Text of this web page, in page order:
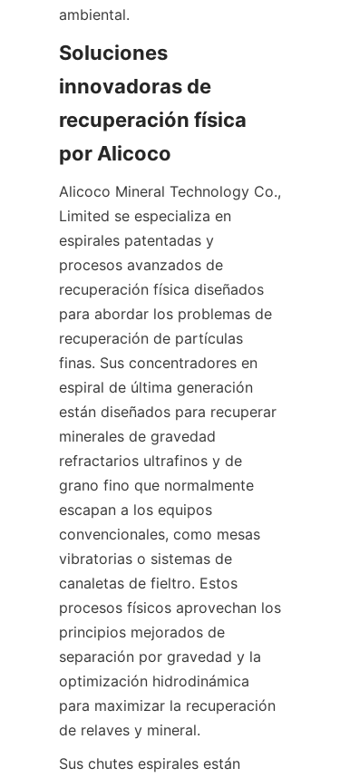
Soluciones
innovadoras de
recuperación física
Alicoco Mineral Technology Co.,
Limited se especializa en
espirales patentadas y
procesos avanzados de
recuperación física diseñados
para abordar los problemas de
recuperación de partículas
finas. Sus concentradores en
espiral de última generación
están diseñados para recuperar
minerales de gravedad
refractarios ultrafinos y de
grano fino que normalmente
escapan a los equipos
convencionales, como mesas
vibratorias o sistemas de
canaletas de fieltro. Estos
procesos físicos aprovechan los
principios mejorados de
separación por gravedad y la
optimización hidrodinámica
para maximizar la recuperación
de relaves y mineral.
Sus chutes espirales están